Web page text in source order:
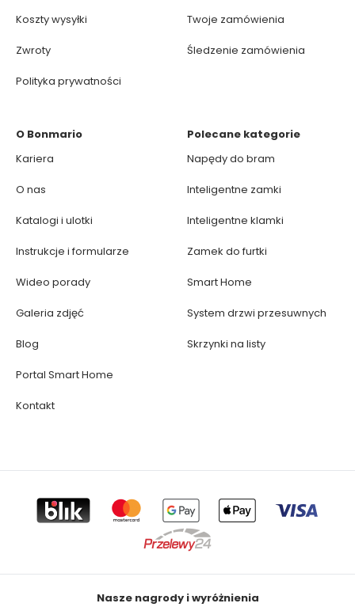
Koszty wysyłki
Zwroty
Polityka prywatności
Twoje zamówienia
Śledzenie zamówienia
O Bonmario
Kariera
O nas
Katalogi i ulotki
Instrukcje i formularze
Wideo porady
Galeria zdjęć
Blog
Portal Smart Home
Kontakt
Polecane kategorie
Napędy do bram
Inteligentne zamki
Inteligentne klamki
Zamek do furtki
Smart Home
System drzwi przesuwnych
Skrzynki na listy
Nasze nagrody i wyróżnienia